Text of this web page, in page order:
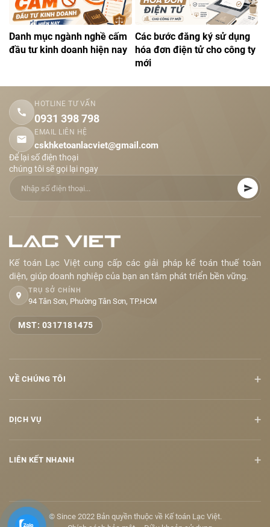
Danh mục ngành nghề cấm
đầu tư kinh doanh hiện nay
Các bước đăng ký sử dụng
hóa đơn điện tử cho công ty
mới
HOTLINE TƯ VẤN
0931 398 798
EMAIL LIÊN HỆ
cskhketoanlacviet@gmail.com
Để lại số điện thoại
chúng tôi sẽ gọi lại ngay
Kế toán Lạc Việt cung cấp các giải pháp kế toán thuế toàn
diện, giúp doanh nghiệp của bạn an tâm phát triển bền vững.
TRỤ SỞ CHÍNH
94 Tân Sơn, Phường Tân Sơn, TP.HCM
MST: 0317181475
VỀ CHÚNG TÔI +
DỊCH VỤ +
LIÊN KẾT NHANH +
© Since 2022 Bản quyền thuộc về Kế toán Lạc Việt.